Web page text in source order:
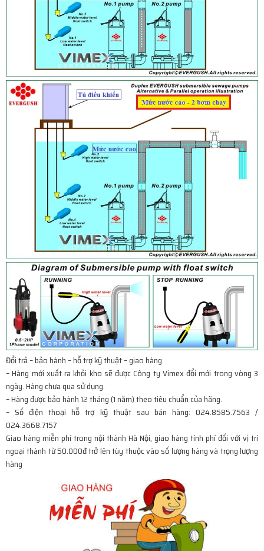
Đổi trả – bảo hành – hỗ trợ kỹ thuật – giao hàng
– Hàng mới xuất ra khỏi kho sẽ được Công ty Vimex đổi mới trong vòng 3
ngày. Hàng chưa qua sử dụng.
– Hàng được bảo hành 12 tháng (1 năm) theo tiêu chuẩn của hãng.
– Số điện thoại hỗ trợ kỹ thuật sau bán hàng: 024.8585.7563 /
024.3668.7157
Giao hàng miễn phí trong nội thành Hà Nội, giao hàng tính phí đối với vị trí
ngoại thành từ 50.000đ trở lên tùy thuộc vào số lượng hàng và trọng lượng
hàng